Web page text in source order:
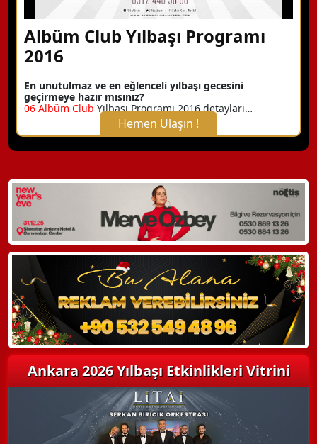
Albüm Club Yılbaşı Programı
2016
En unutulmaz ve en eğlenceli yılbaşı gecesini
geçirmeye hazır mısınız?
06 Albüm Club Yılbaşı Programı 2016 detayları…
Hemen Ulaşın !
X Kapat
WhatsApp ile Bilgi Alın
Hemen Arayın
Detaylı Bilgi Alın
Ankara 2026 Yılbaşı Etkinlikleri Vitrini